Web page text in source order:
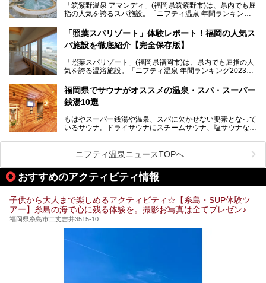
いスーパー銭湯を一挙ご紹介します。
「筑紫野温泉 アマンディ」(福岡県筑紫野市)は、県内でも屈
指の人気を誇るスパ施設。「ニフティ温泉 年間ランキング2
入浴客で賑わっています。
そこで今回は、ニフティ温泉ライターである筆者が現地訪
ーム・併設するレストランを体験し、それらの全貌を徹底紹
介します！
「照葉スパリゾート」体験レポート！福岡の人気ス
パ施設を徹底紹介【完全保存版】
「照葉スパリゾート」(福岡県福岡市)は、県内でも屈指の人
気を誇る温浴施設。「ニフティ温泉 年間ランキング2023」
常連客で賑わっています。
そこで今回は、ニフティ温泉ライターである筆者が現地体
ューズメント・宿泊施設・グルメ・その他施設まで、多彩な
る全貌と魅力を徹底紹介します！
福岡県でサウナがオススメの温泉・スパ・スーパー
銭湯10選
もはやスーパー銭湯や温泉、スパに欠かせない要素となって
いるサウナ。ドライサウナにスチームサウナ、塩サウナな
ペース、ロウリュウなど、心ゆくまで楽しむためのサービス
が充実した施設も多くみられます。
今回はそんなサウナにこだわった、福岡県内のオススメ温
泉・銭湯・スパを10件紹介したいと思います！
ニフティ温泉ニュースTOPへ
おすすめのアクティビティ情報
子供から大人まで楽しめるアクティビティ☆【糸島・SUP体験ツ
アー】糸島の海で心に残る体験を。撮影お写真は全てプレゼン♪
福岡県糸島市二丈吉井3515-10